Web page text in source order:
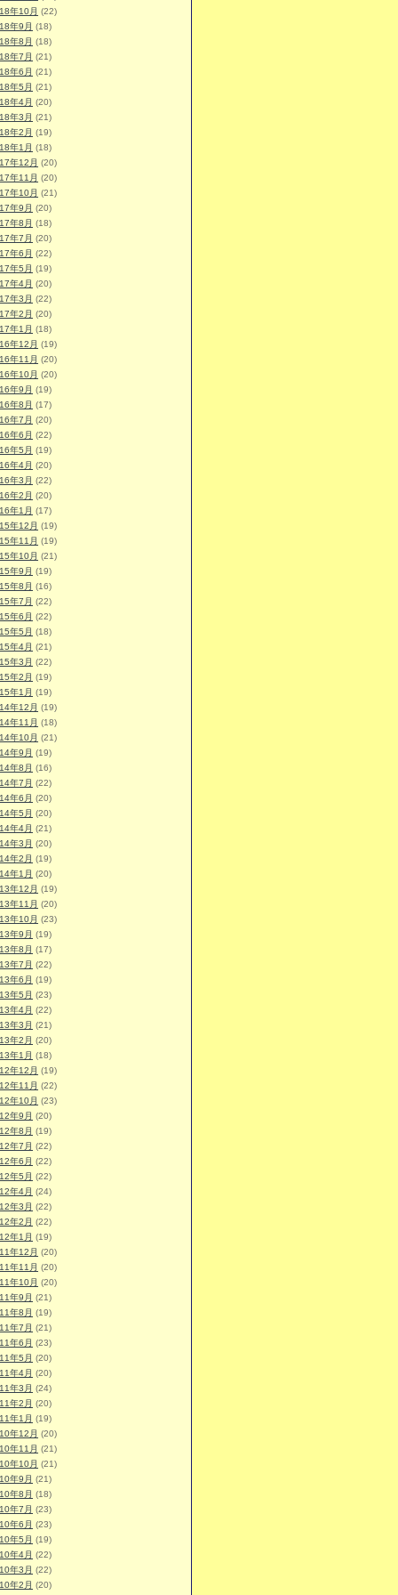
年10月 (22)
年9月 (18)
年8月 (18)
年7月 (21)
年6月 (21)
年5月 (21)
年4月 (20)
年3月 (21)
年2月 (19)
年1月 (18)
年12月 (20)
年11月 (20)
年10月 (21)
年9月 (20)
年8月 (18)
年7月 (20)
年6月 (22)
年5月 (19)
年4月 (20)
年3月 (22)
年2月 (20)
年1月 (18)
年12月 (19)
年11月 (20)
年10月 (20)
年9月 (19)
年8月 (17)
年7月 (20)
年6月 (22)
年5月 (19)
年4月 (20)
年3月 (22)
年2月 (20)
年1月 (17)
年12月 (19)
年11月 (19)
年10月 (21)
年9月 (19)
年8月 (16)
年7月 (22)
年6月 (22)
年5月 (18)
年4月 (21)
年3月 (22)
年2月 (19)
年1月 (19)
年12月 (19)
年11月 (18)
年10月 (21)
年9月 (19)
年8月 (16)
年7月 (22)
年6月 (20)
年5月 (20)
年4月 (21)
年3月 (20)
年2月 (19)
年1月 (20)
年12月 (19)
年11月 (20)
年10月 (23)
年9月 (19)
年8月 (17)
年7月 (22)
年6月 (19)
年5月 (23)
年4月 (22)
年3月 (21)
年2月 (20)
年1月 (18)
年12月 (19)
年11月 (22)
年10月 (23)
年9月 (20)
年8月 (19)
年7月 (22)
年6月 (22)
年5月 (22)
年4月 (24)
年3月 (22)
年2月 (22)
年1月 (19)
年12月 (20)
年11月 (20)
年10月 (20)
年9月 (21)
年8月 (19)
年7月 (21)
年6月 (23)
年5月 (20)
年4月 (20)
年3月 (24)
年2月 (20)
年1月 (19)
年12月 (20)
年11月 (21)
年10月 (21)
年9月 (21)
年8月 (18)
年7月 (23)
年6月 (23)
年5月 (19)
年4月 (22)
年3月 (22)
年2月 (20)